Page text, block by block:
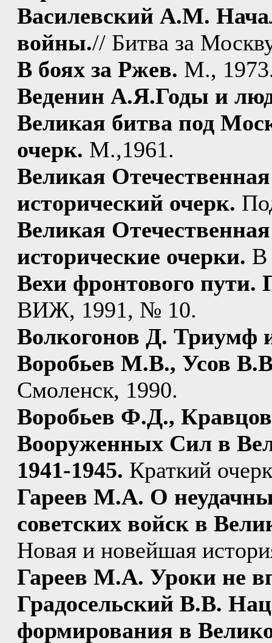
Василевский А.М.
войны.// Битва за
В боях за Ржев. М.,
Веденин А.Я.Годы и
Великая битва под
очерк. М.,1961.
Великая
исторический очерк.
Великая
исторические очерки. В
Вехи фронтового
ВИЖ, 1991, № 10.
Волкогонов Д. Триумф
Воробьев М.В., Усов
Смоленск, 1990.
Воробьев Ф.Д.,
Вооруженных Сил в
1941-1945. Краткий
Гареев М.А. О
советских войск в
Новая и новейшая
Гареев М.А. Уроки не
Градосельский В.В.
формирования в